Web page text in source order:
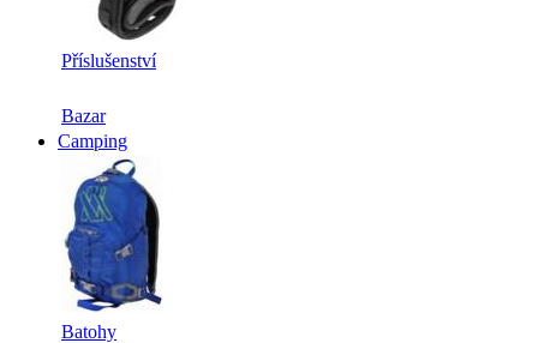
Příslušenství
Bazar
Camping
Batohy